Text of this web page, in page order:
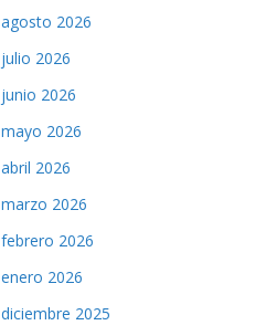
agosto 2026
julio 2026
junio 2026
mayo 2026
abril 2026
marzo 2026
febrero 2026
enero 2026
diciembre 2025